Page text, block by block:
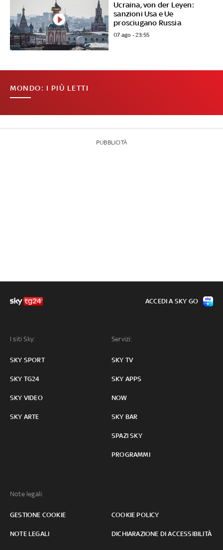
Ucraina, von der Leyen:
sanzioni Usa e Ue
prosciugano Russia
07 ago - 23:55
MONDO: I PIÙ LETTI
PUBBLICITÀ
I siti Sky:
SKY SPORT
SKY TG24
SKY VIDEO
SKY ARTE
Servizi:
SKY TV
SKY APPS
NOW
SKY BAR
SPAZI SKY
PROGRAMMI
Note legali:
GESTIONE COOKIE COOKIE POLICY
NOTE LEGALI DICHIARAZIONE DI ACCESSIBILITÀ
ACCEDI A SKY GO